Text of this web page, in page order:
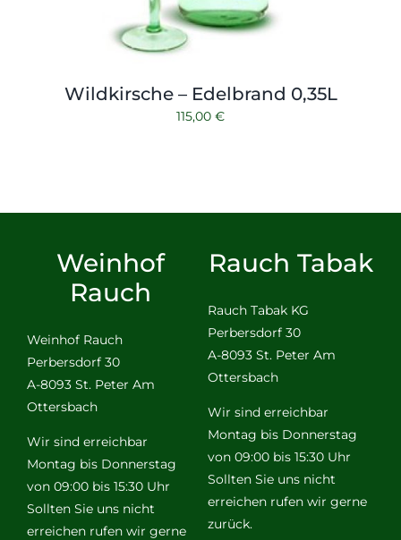
Wildkirsche – Edelbrand 0,35L
115,00 €
Weinhof
Rauch
Weinhof Rauch
Perbersdorf 30
A-8093 St. Peter Am
Ottersbach
Wir sind erreichbar
Montag bis Donnerstag
von 09:00 bis 15:30 Uhr
Sollten Sie uns nicht
erreichen rufen wir gerne
Rauch Tabak
Rauch Tabak KG
Perbersdorf 30
A-8093 St. Peter Am
Ottersbach
Wir sind erreichbar
Montag bis Donnerstag
von 09:00 bis 15:30 Uhr
Sollten Sie uns nicht
erreichen rufen wir gerne
zurück.